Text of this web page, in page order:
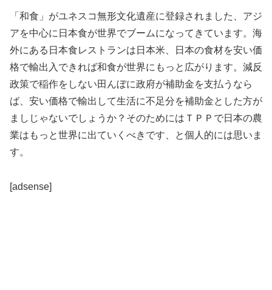
「和食」がユネスコ無形文化遺産に登録されました、アジ
アを中心に日本食が世界でブームになってきています。海
外にある日本食レストランは日本米、日本の食材を安い価
格で輸出入できれば和食が世界にもっと広がります。減反
政策で稲作をしない田んぼに政府が補助金を支払うなら
ば、安い価格で輸出して生活に不足分を補助金とした方が
ましじゃないでしょうか？そのためにはＴＰＰで日本の農
業はもっと世界に出ていくべきです、と個人的には思いま
す。
[adsense]